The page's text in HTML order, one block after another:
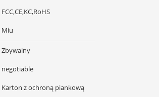
FCC,CE,KC,RoHS
Miu
Zbywalny
negotiable
Karton z ochroną piankową